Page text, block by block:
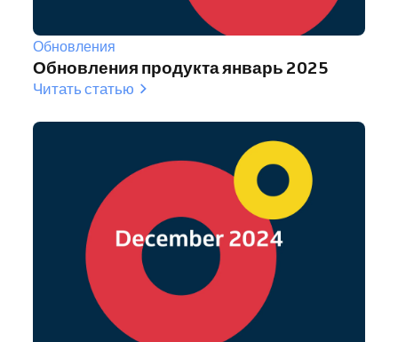
Обновления
Обновления продукта январь 2025
Читать статью